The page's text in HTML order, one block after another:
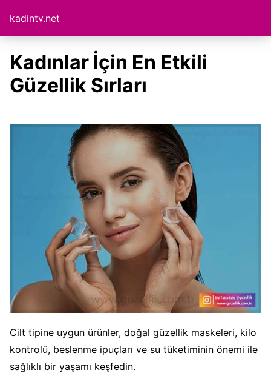
kadintv.net
Kadınlar İçin En Etkili
Güzellik Sırları
Cilt tipine uygun ürünler, doğal güzellik maskeleri, kilo
kontrolü, beslenme ipuçları ve su tüketiminin önemi ile
sağlıklı bir yaşamı keşfedin.